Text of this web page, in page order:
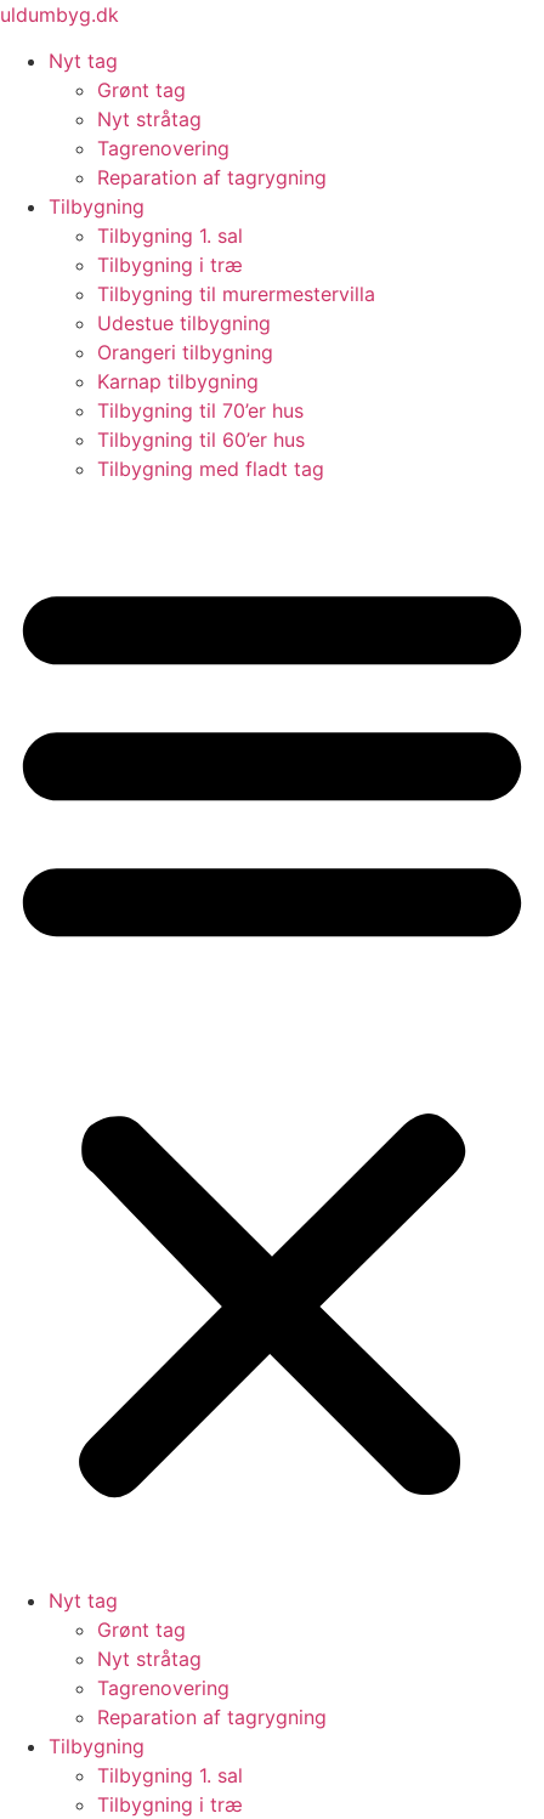
Videre
indhold
uldumbyg.dk
Nyt tag
Grønt tag
Nyt stråtag
Tagrenovering
Reparation af tagrygning
Tilbygning
Tilbygning 1. sal
Tilbygning i træ
Tilbygning til murermestervilla
Udestue tilbygning
Orangeri tilbygning
Karnap tilbygning
Tilbygning til 70’er hus
Tilbygning til 60’er hus
Tilbygning med fladt tag
Nyt tag
Grønt tag
Nyt stråtag
Tagrenovering
Reparation af tagrygning
Tilbygning
Tilbygning 1. sal
Tilbygning i træ